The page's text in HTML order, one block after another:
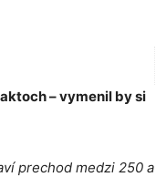
– vymenil by si
prechod medzi 250 a